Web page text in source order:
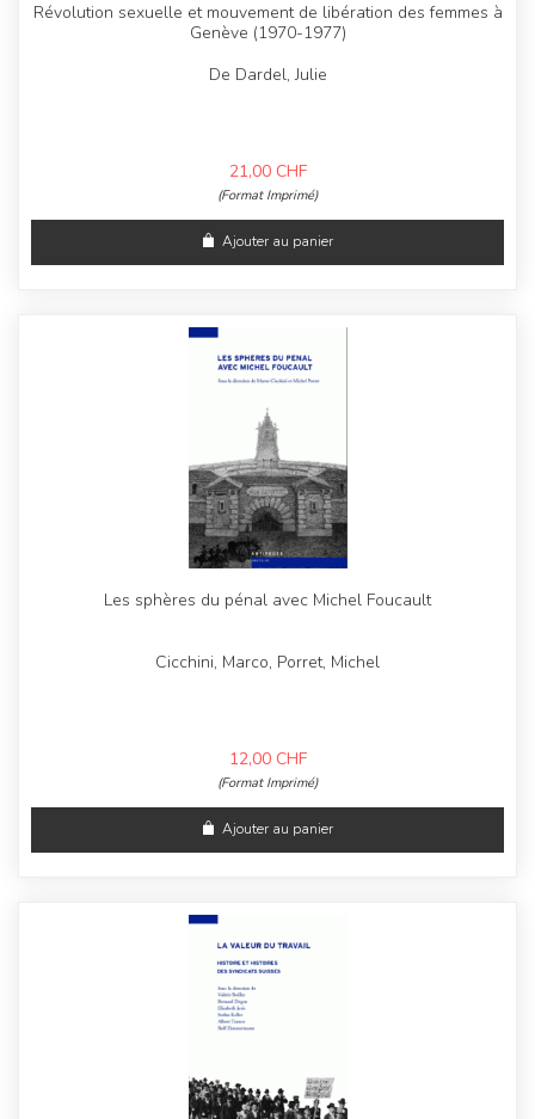
Révolution sexuelle et mouvement de libération des femmes à
Genève (1970-1977)
De Dardel, Julie
21,00 CHF
(Format Imprimé)
Ajouter au panier
Les sphères du pénal avec Michel Foucault
Cicchini, Marco, Porret, Michel
12,00 CHF
(Format Imprimé)
Ajouter au panier